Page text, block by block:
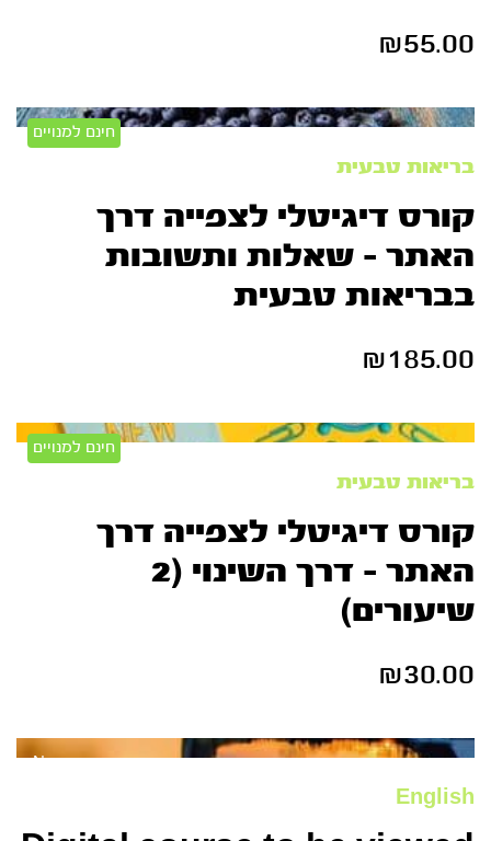
₪55.00
חינם למנויים
בריאות טבעית
קורס דיגיטלי לצפייה דרך
האתר – שאלות ותשובות
בבריאות טבעית
₪185.00
חינם למנויים
בריאות טבעית
קורס דיגיטלי לצפייה דרך
האתר – דרך השינוי (2
שיעורים)
₪30.00
New
English